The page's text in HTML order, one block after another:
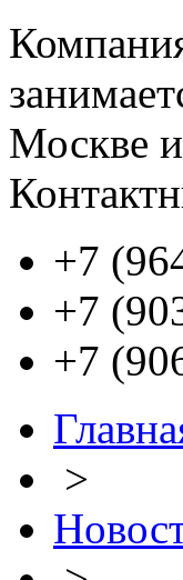
Москве
+7
+7
+7
>